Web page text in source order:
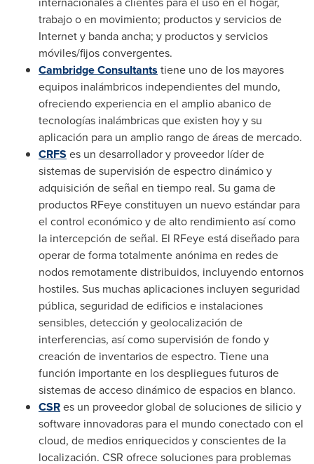
trabajo o en movimiento; productos y servicios de
Internet y banda ancha; y productos y servicios
móviles/fijos convergentes.
Cambridge Consultants tiene uno de los mayores
equipos inalámbricos independientes del mundo,
ofreciendo experiencia en el amplio abanico de
tecnologías inalámbricas que existen hoy y su
aplicación para un amplio rango de áreas de mercado.
CRFS es un desarrollador y proveedor líder de
sistemas de supervisión de espectro dinámico y
adquisición de señal en tiempo real. Su gama de
productos RFeye constituyen un nuevo estándar para
el control económico y de alto rendimiento así como
la intercepción de señal. El RFeye está diseñado para
operar de forma totalmente anónima en redes de
nodos remotamente distribuidos, incluyendo entornos
hostiles. Sus muchas aplicaciones incluyen seguridad
pública, seguridad de edificios e instalaciones
sensibles, detección y geolocalización de
interferencias, así como supervisión de fondo y
creación de inventarios de espectro. Tiene una
función importante en los despliegues futuros de
sistemas de acceso dinámico de espacios en blanco.
CSRes un proveedor global de soluciones de silicio y
software innovadoras para el mundo conectado con el
cloud, de medios enriquecidos y conscientes de la
localización. CSR ofrece soluciones para problemas